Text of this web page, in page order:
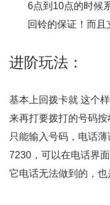
6点到10点的时候
回铃的保证！而且
进阶玩法：
基本上回拨卡就 这个
来再打要拨打的号码按
只能输入号码，电话
7230，可以在电话界
它电话无法做到的，也